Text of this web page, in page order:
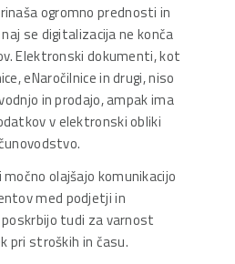
ogromno prednosti in
se digitalizacija ne konča
Elektronski dokumenti, kot
eNaročilnice in drugi, niso
in prodajo, ampak ima
v elektronski obliki
olajšajo komunikacijo
med podjetji in
tudi za varnost
pri stroških in času.